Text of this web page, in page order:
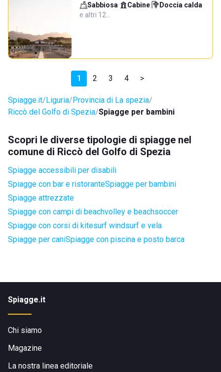
Sabbiosa· Cabine· Doccia calda·
e altri 12…
1 2 3 4 >
Spiagge.it Liguria Provincia di La spezia
Riccò del Golfo di Spezia Spiagge per bambini
Scopri le diverse tipologie di spiagge nel
comune di Riccò del Golfo di Spezia
Spiagge accessibili per disabili
Spiagge con bar e ristoranteSpiagge per bambini
Spiagge attrezzate
Spiagge con campi di beachvolley e beachsoccer
Spiagge con corsi di kitesurf windsurf e vela
Spiagge per caniSpiagge con piscina e posto barca
Spiagge.it
Chi siamo
Magazine
La nostra linea editoriale